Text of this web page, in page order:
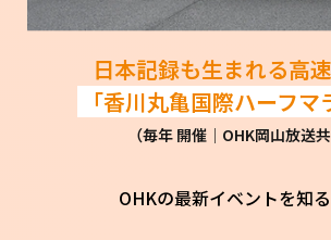
日本記録も生まれる高
「香川丸亀国際ハーフマ
（毎年 開催│OHK岡山放送共
OHKの最新イベントを知る